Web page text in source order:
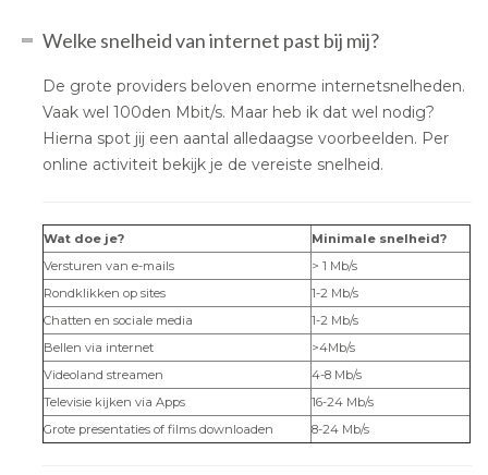
Welke snelheid van internet past bij mij?
De grote providers beloven enorme internetsnelheden.
Vaak wel 100den Mbit/s. Maar heb ik dat wel nodig?
Hierna spot jij een aantal alledaagse voorbeelden. Per
online activiteit bekijk je de vereiste snelheid.
Wat doe je?
Minimale snelheid?
Versturen van e-mails
> 1 Mb/s
Rondklikken op sites
1-2 Mb/s
Chatten en sociale media
1-2 Mb/s
Bellen via internet
>4Mb/s
Videoland streamen
4-8 Mb/s
Televisie kijken via Apps
16-24 Mb/s
Grote presentaties of films downloaden
8-24 Mb/s